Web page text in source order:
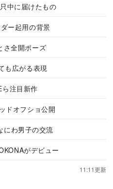
中に届けたもの
ー起用の背景
さ全開ポーズ
も広がる表現
注目新作
ドオフショ公開
にわ男子の交流
がデビュー
11:11更新